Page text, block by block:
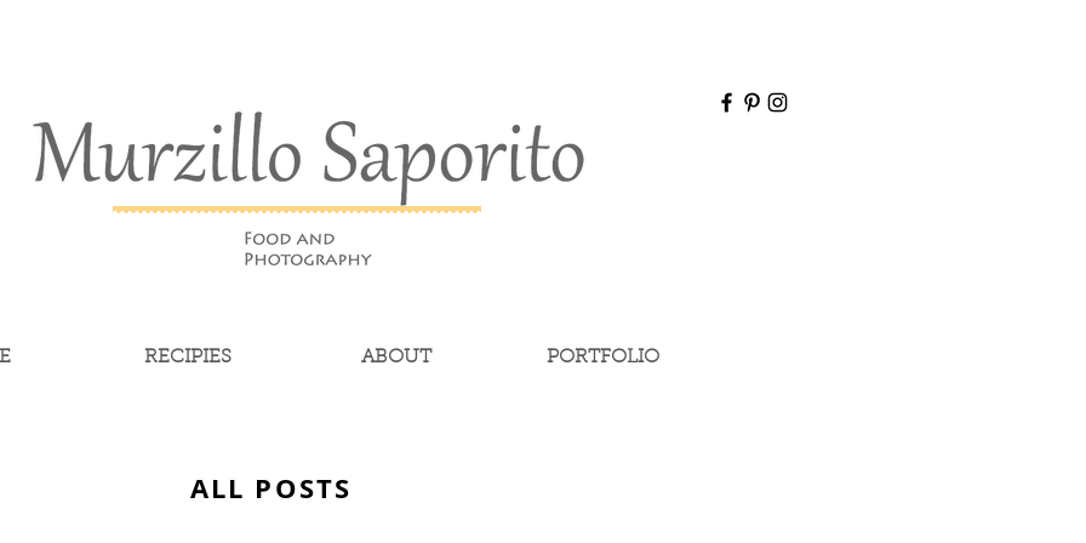
RECIPIES ABOUT PORTFOLIO
ALL POSTS